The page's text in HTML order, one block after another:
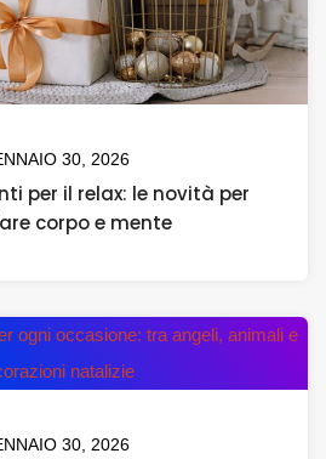
30, 2026
per il relax: le novità per
corpo e mente
30, 2026